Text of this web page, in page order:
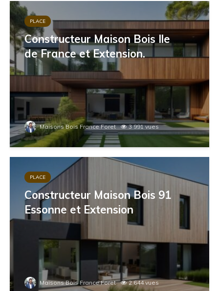
PLACE
Constructeur Maison Bois Ile
de France et Extension.
Maisons Bois France Foret 3 991 vues
PLACE
Constructeur Maison Bois 91
Essonne et Extension
Maisons Bois France Foret 2 644 vues